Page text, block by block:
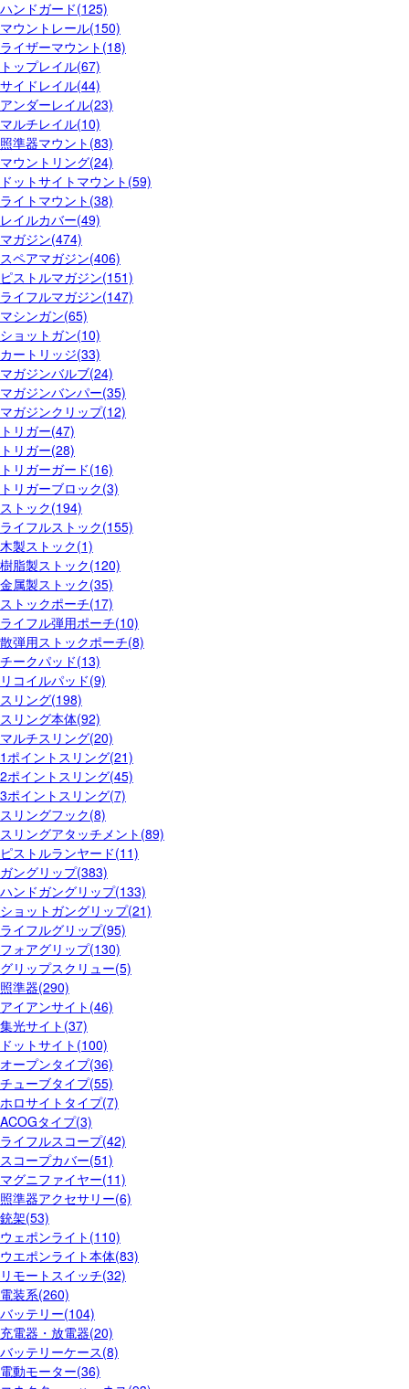
ハンドガード(125)
マウントレール(150)
ライザーマウント(18)
トップレイル(67)
サイドレイル(44)
アンダーレイル(23)
マルチレイル(10)
照準器マウント(83)
マウントリング(24)
ドットサイトマウント(59)
ライトマウント(38)
レイルカバー(49)
マガジン(474)
スペアマガジン(406)
ピストルマガジン(151)
ライフルマガジン(147)
マシンガン(65)
ショットガン(10)
カートリッジ(33)
マガジンバルブ(24)
マガジンバンパー(35)
マガジンクリップ(12)
トリガー(47)
トリガー(28)
トリガーガード(16)
トリガーブロック(3)
ストック(194)
ライフルストック(155)
木製ストック(1)
樹脂製ストック(120)
金属製ストック(35)
ストックポーチ(17)
ライフル弾用ポーチ(10)
散弾用ストックポーチ(8)
チークパッド(13)
リコイルパッド(9)
スリング(198)
スリング本体(92)
マルチスリング(20)
1ポイントスリング(21)
2ポイントスリング(45)
3ポイントスリング(7)
スリングフック(8)
スリングアタッチメント(89)
ピストルランヤード(11)
ガングリップ(383)
ハンドガングリップ(133)
ショットガングリップ(21)
ライフルグリップ(95)
フォアグリップ(130)
グリップスクリュー(5)
照準器(290)
アイアンサイト(46)
集光サイト(37)
ドットサイト(100)
オープンタイプ(36)
チューブタイプ(55)
ホロサイトタイプ(7)
ACOGタイプ(3)
ライフルスコープ(42)
スコープカバー(51)
マグニファイヤー(11)
照準器アクセサリー(6)
銃架(53)
ウェポンライト(110)
ウエポンライト本体(83)
リモートスイッチ(32)
電装系(260)
バッテリー(104)
充電器・放電器(20)
バッテリーケース(8)
電動モーター(36)